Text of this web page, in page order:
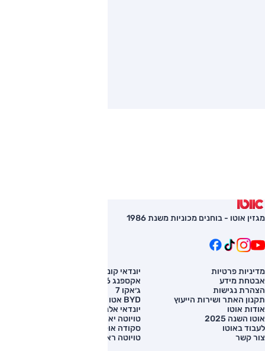
מגזין אוטו - בוחנים מכוניות משנת 1986
מדיניות פרטיות
אבטחת מידע
הצהרת נגישות
תקנון האתר ושירות הייעוץ
אודות אוטו
אוטו השנה 2025
לעבוד באוטו
צור קשר
יונדאי קונה
אקספנג G6
ג׳אקו 7
BYD אטו 3
יונדאי אלנטרה
טויוטה יאריס קרוס
סקודה אוקטביה
טויוטה ראב 4